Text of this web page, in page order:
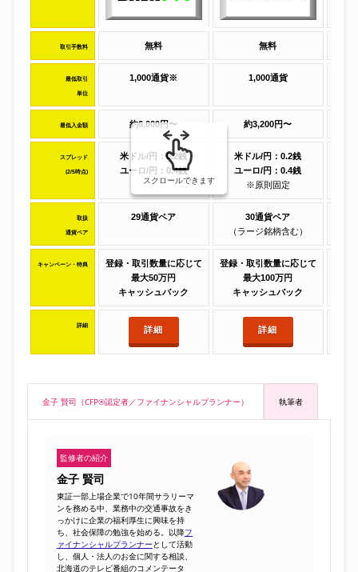
取引手数料 無料 無料
最低取引
単位
1,000通貨※ 1,000通貨
最低入金額 約6,000円〜 約3,200円〜
スプレッド
(2/5時点)
米ドル/円：0.2銭
ユーロ/円：0.4銭
米ドル/円：0.2銭
ユーロ/円：0.4銭
※原則固定
取扱
通貨ペア
29通貨ペア 30通貨ペア
（ラージ銘柄含む）
キャンペーン・特典
登録・取引数量に応じて
最大50万円
キャッシュバック
登録・取引数量に応じて
最大100万円
キャッシュバック
詳細
詳細 詳細
スクロールできます
金子 賢司（CFP®認定者／ファイナンシャルプランナー） 執筆者
監修者の紹介
金子 賢司
東証一部上場企業で10年間サラリーマ
ンを務める中、業務中の交通事故をき
っかけに企業の福利厚生に興味を持
ち、社会保障の勉強を始める。以降フ
ァイナンシャルプランナー として活動
し、個人・法人のお金に関する相談、
北海道のテレビ番組のコメンテータ